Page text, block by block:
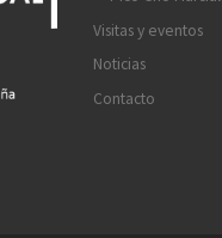
Visitas y eventos
Noticias
Contacto